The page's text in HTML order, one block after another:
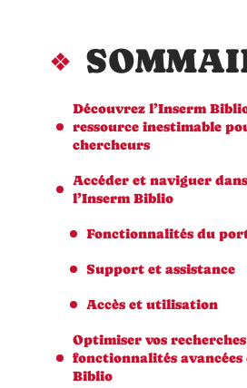
Découvrez l’Inserm
ressource inestimable
chercheurs
Accéder et naviguer
l’Inserm Biblio
Fonctionnalités du
Support et assistance
Accès et utilisation
Optimiser vos recherches
fonctionnalités avancées
Biblio